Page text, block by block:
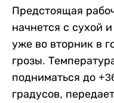
Предстоящая
начнется с сухой
уже во вторник в
грозы.
подниматься до
градусов, передает